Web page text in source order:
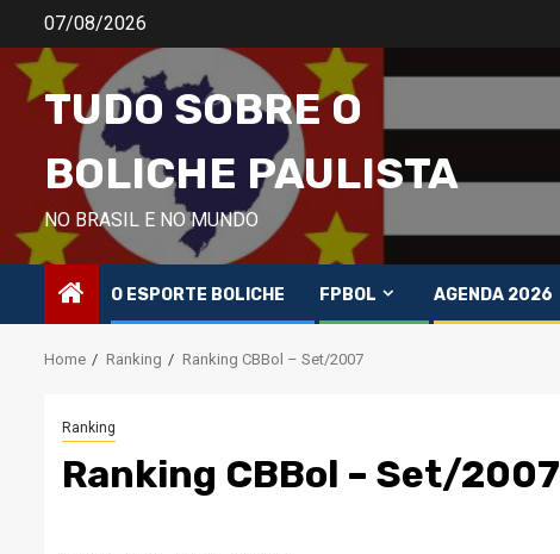
content
07/08/2026
TUDO SOBRE O
BOLICHE PAULISTA
NO BRASIL E NO MUNDO
O ESPORTE BOLICHE FPBOL AGENDA 2026
Home Ranking Ranking CBBol – Set/2007
Ranking
Ranking CBBol – Set/2007